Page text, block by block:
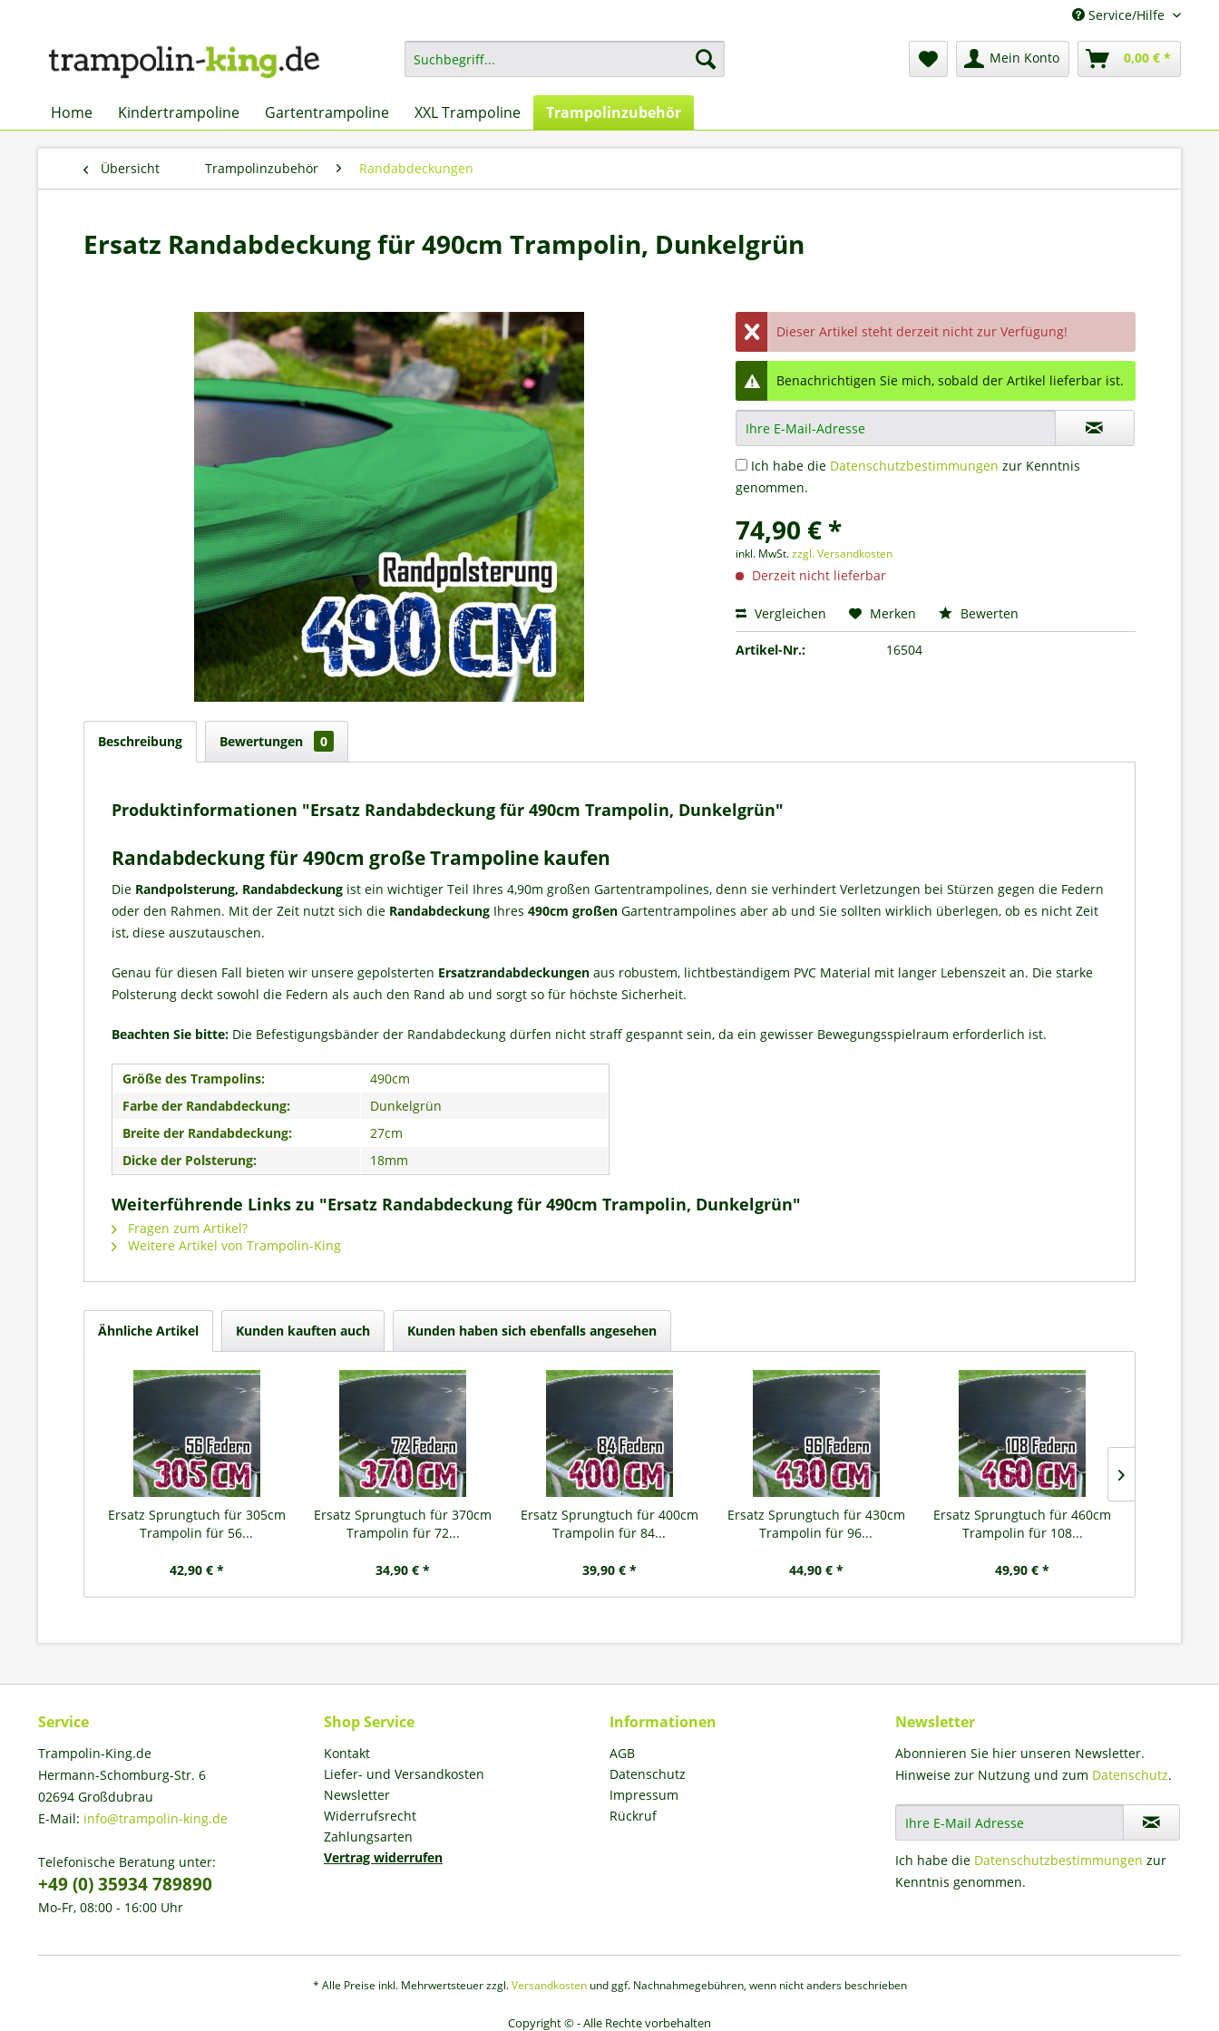
Service/Hilfe
Mein Konto 0,00 € *
Home Kindertrampoline Gartentrampoline XXL Trampoline Trampolinzubehör
Übersicht Trampolinzubehör Randabdeckungen
Ersatz Randabdeckung für 490cm Trampolin, Dunkelgrün
Dieser Artikel steht derzeit nicht zur Verfügung!
Benachrichtigen Sie mich, sobald der Artikel lieferbar ist.
Ich habe die Datenschutzbestimmungen zur Kenntnis
genommen.
74,90 € *
inkl. MwSt.zzgl. Versandkosten
Derzeit nicht lieferbar
Vergleichen Merken Bewerten
Artikel-Nr.: 16504
Beschreibung Bewertungen 0
Produktinformationen "Ersatz Randabdeckung für 490cm Trampolin, Dunkelgrün"
Randabdeckung für 490cm große Trampoline kaufen
Die Randpolsterung, Randabdeckung ist ein wichtiger Teil Ihres 4,90m großen Gartentrampolines, denn sie verhindert Verletzungen bei Stürzen gegen die Federn
oder den Rahmen. Mit der Zeit nutzt sich die Randabdeckung Ihres 490cm großen Gartentrampolines aber ab und Sie sollten wirklich überlegen, ob es nicht Zeit
ist, diese auszutauschen.
Genau für diesen Fall bieten wir unsere gepolsterten Ersatzrandabdeckungen aus robustem, lichtbeständigem PVC Material mit langer Lebenszeit an. Die starke
Polsterung deckt sowohl die Federn als auch den Rand ab und sorgt so für höchste Sicherheit.
Beachten Sie bitte: Die Befestigungsbänder der Randabdeckung dürfen nicht straff gespannt sein, da ein gewisser Bewegungsspielraum erforderlich ist.
Größe des Trampolins:
490cm
Farbe der Randabdeckung:
Dunkelgrün
Breite der Randabdeckung:
27cm
Dicke der Polsterung:
18mm
Weiterführende Links zu "Ersatz Randabdeckung für 490cm Trampolin, Dunkelgrün"
Fragen zum Artikel?
Weitere Artikel von Trampolin-King
Ähnliche Artikel Kunden kauften auch Kunden haben sich ebenfalls angesehen
Ersatz Sprungtuch für 305cm
Trampolin für 56...
42,90 € *
Ersatz Sprungtuch für 370cm
Trampolin für 72...
34,90 € *
Ersatz Sprungtuch für 400cm
Trampolin für 84...
39,90 € *
Ersatz Sprungtuch für 430cm
Trampolin für 96...
44,90 € *
Ersatz Sprungtuch für 460cm
Trampolin für 108...
49,90 € *
Service
Trampolin-King.de
Hermann-Schomburg-Str. 6
02694 Großdubrau
E-Mail: info@trampolin-king.de
Telefonische Beratung unter:
+49 (0) 35934 789890
Mo-Fr, 08:00 - 16:00 Uhr
Shop Service
Kontakt
Liefer- und Versandkosten
Newsletter
Widerrufsrecht
Zahlungsarten
Vertrag widerrufen
Informationen
AGB
Datenschutz
Impressum
Rückruf
Newsletter
Abonnieren Sie hier unseren Newsletter.
Hinweise zur Nutzung und zum Datenschutz.
Ich habe die Datenschutzbestimmungen zur
Kenntnis genommen.
* Alle Preise inkl. Mehrwertsteuer zzgl.Versandkostenund ggf. Nachnahmegebühren, wenn nicht anders beschrieben
Copyright © - Alle Rechte vorbehalten